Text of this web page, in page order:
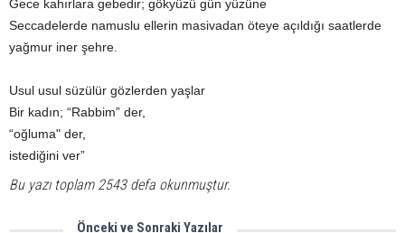
Gece kahırlara gebedir; gökyüzü gün yüzüne
Seccadelerde namuslu ellerin masivadan öteye açıldığı saatlerde
yağmur iner şehre.
Usul usul süzülür gözlerden yaşlar
Bir kadın; “Rabbim” der,
“oğluma" der,
istediğini ver”
Bu yazı toplam 2543 defa okunmuştur.
Önceki ve Sonraki Yazılar